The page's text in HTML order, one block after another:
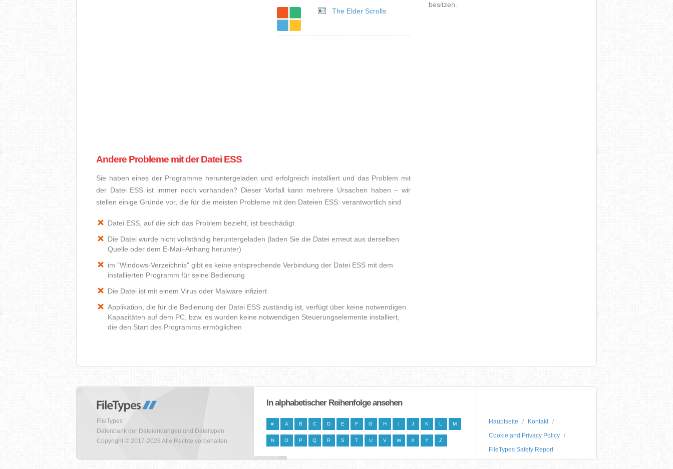
The Elder Scrolls
Andere Probleme mit der Datei ESS
Sie haben eines der Programme heruntergeladen und erfolgreich installiert und das Problem mit
der Datei ESS ist immer noch vorhanden? Dieser Vorfall kann mehrere Ursachen haben – wir
stellen einige Gründe vor, die für die meisten Probleme mit den Dateien ESS: verantwortlich sind
Datei ESS, auf die sich das Problem bezieht, ist beschädigt
Die Datei wurde nicht vollständig heruntergeladen (laden Sie die Datei erneut aus derselben
Quelle oder dem E-Mail-Anhang herunter)
im "Windows-Verzeichnis" gibt es keine entsprechende Verbindung der Datei ESS mit dem
installierten Programm für seine Bedienung
Die Datei ist mit einem Virus oder Malware infiziert
Applikation, die für die Bedienung der Datei ESS zuständig ist, verfügt über keine notwendigen
Kapazitäten auf dem PC, bzw. es wurden keine notwendigen Steuerungselemente installiert,
die den Start des Programms ermöglichen
besitzen.
FileTypes
Datenbank der Dateiendungen und Dateitypen
Copyright © 2017-2026 Alle Rechte vorbehalten
In alphabetischer Reihenfolge ansehen
# A B C D E F G H I J K L M
N O P Q R S T U V W X Y Z
Hauptseite
Kontakt
Cookie and Privacy Policy
FileTypes Safety Report